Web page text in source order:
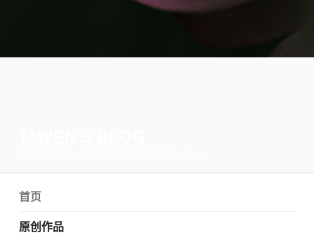
首页
原创作品